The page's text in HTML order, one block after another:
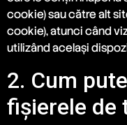
cookie) sau către alt
cookie), atunci când
utilizând același
2. Cum
fişierele de